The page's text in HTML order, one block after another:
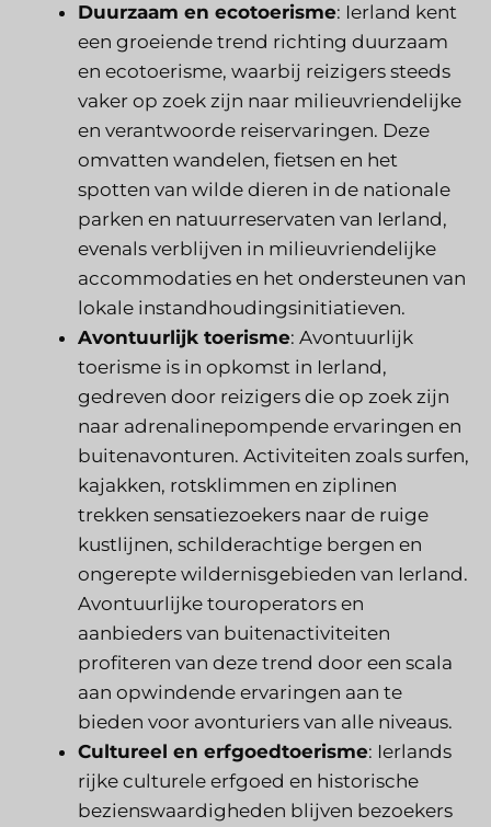
Duurzaam en ecotoerisme: Ierland kent
een groeiende trend richting duurzaam
en ecotoerisme, waarbij reizigers steeds
vaker op zoek zijn naar milieuvriendelijke
en verantwoorde reiservaringen. Deze
omvatten wandelen, fietsen en het
spotten van wilde dieren in de nationale
parken en natuurreservaten van Ierland,
evenals verblijven in milieuvriendelijke
accommodaties en het ondersteunen van
lokale instandhoudingsinitiatieven.
Avontuurlijk toerisme: Avontuurlijk
toerisme is in opkomst in Ierland,
gedreven door reizigers die op zoek zijn
naar adrenalinepompende ervaringen en
buitenavonturen. Activiteiten zoals surfen,
kajakken, rotsklimmen en ziplinen
trekken sensatiezoekers naar de ruige
kustlijnen, schilderachtige bergen en
ongerepte wildernisgebieden van Ierland.
Avontuurlijke touroperators en
aanbieders van buitenactiviteiten
profiteren van deze trend door een scala
aan opwindende ervaringen aan te
bieden voor avonturiers van alle niveaus.
Cultureel en erfgoedtoerisme: Ierlands
rijke culturele erfgoed en historische
bezienswaardigheden blijven bezoekers